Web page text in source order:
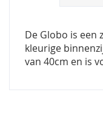
De Globo is een
kleurige
van 40cm en is